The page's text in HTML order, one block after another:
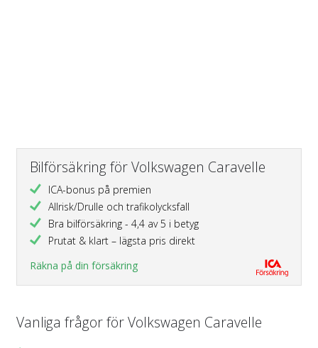
Bilförsäkring för Volkswagen Caravelle
ICA-bonus på premien
Allrisk/Drulle och trafikolycksfall
Bra bilförsäkring - 4,4 av 5 i betyg
Prutat & klart – lägsta pris direkt
Räkna på din försäkring
Vanliga frågor för Volkswagen Caravelle